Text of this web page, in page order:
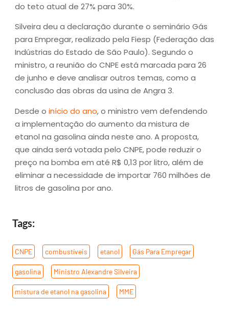
do teto atual de 27% para 30%.
Silveira deu a declaração durante o seminário Gás
para Empregar, realizado pela Fiesp (Federação das
Indústrias do Estado de São Paulo). Segundo o
ministro, a reunião do CNPE está marcada para 26
de junho e deve analisar outros temas, como a
conclusão das obras da usina de Angra 3.
Desde o início do ano, o ministro vem defendendo
a implementação do aumento da mistura de
etanol na gasolina ainda neste ano. A proposta,
que ainda será votada pelo CNPE, pode reduzir o
preço na bomba em até R$ 0,13 por litro, além de
eliminar a necessidade de importar 760 milhões de
litros de gasolina por ano.
Tags:
CNPE combustíveis etanol Gás Para Empregar
gasolina Ministro Alexandre Silveira
mistura de etanol na gasolina MME